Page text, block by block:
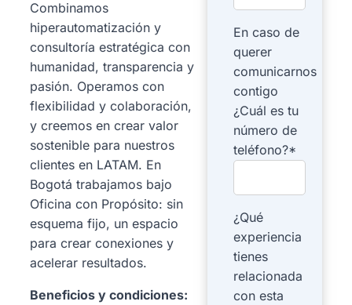
Combinamos
hiperautomatización y
consultoría estratégica con
humanidad, transparencia y
pasión. Operamos con
flexibilidad y colaboración,
y creemos en crear valor
sostenible para nuestros
clientes en LATAM. En
Bogotá trabajamos bajo
Oficina con Propósito: sin
esquema fijo, un espacio
para crear conexiones y
acelerar resultados.
Beneficios y condiciones:
En caso de
querer
comunicarnos
contigo
¿Cuál es tu
número de
teléfono?*
¿Qué
experiencia
tienes
relacionada
con esta